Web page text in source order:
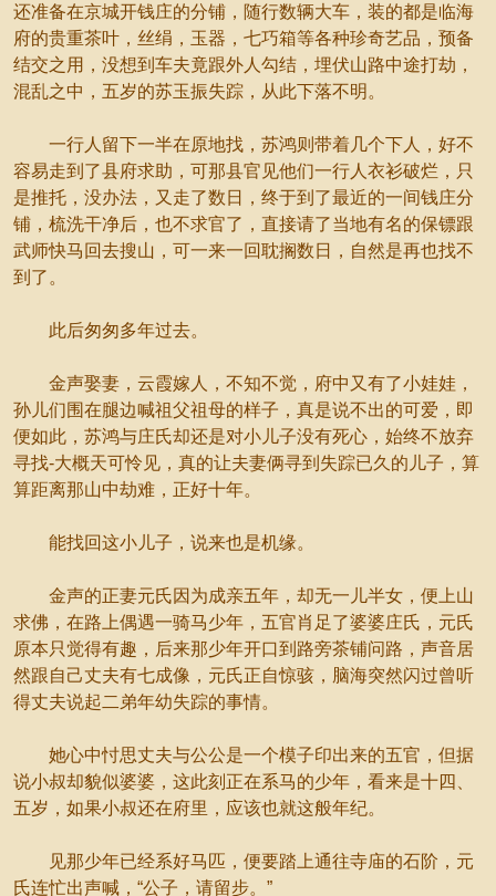
还准备在京城开钱庄的分铺，随行数辆大车，装的都是临海
府的贵重茶叶，丝绢，玉器，七巧箱等各种珍奇艺品，预备
结交之用，没想到车夫竟跟外人勾结，埋伏山路中途打劫，
混乱之中，五岁的苏玉振失踪，从此下落不明。
一行人留下一半在原地找，苏鸿则带着几个下人，好不
容易走到了县府求助，可那县官见他们一行人衣衫破烂，只
是推托，没办法，又走了数日，终于到了最近的一间钱庄分
铺，梳洗干净后，也不求官了，直接请了当地有名的保镖跟
武师快马回去搜山，可一来一回耽搁数日，自然是再也找不
到了。
此后匆匆多年过去。
金声娶妻，云霞嫁人，不知不觉，府中又有了小娃娃，
孙儿们围在腿边喊祖父祖母的样子，真是说不出的可爱，即
便如此，苏鸿与庄氏却还是对小儿子没有死心，始终不放弃
寻找-大概天可怜见，真的让夫妻俩寻到失踪已久的儿子，算
算距离那山中劫难，正好十年。
能找回这小儿子，说来也是机缘。
金声的正妻元氏因为成亲五年，却无一儿半女，便上山
求佛，在路上偶遇一骑马少年，五官肖足了婆婆庄氏，元氏
原本只觉得有趣，后来那少年开口到路旁茶铺问路，声音居
然跟自己丈夫有七成像，元氏正自惊骇，脑海突然闪过曾听
得丈夫说起二弟年幼失踪的事情。
她心中忖思丈夫与公公是一个模子印出来的五官，但据
说小叔却貌似婆婆，这此刻正在系马的少年，看来是十四、
五岁，如果小叔还在府里，应该也就这般年纪。
见那少年已经系好马匹，便要踏上通往寺庙的石阶，元
氏连忙出声喊，“公子，请留步。”